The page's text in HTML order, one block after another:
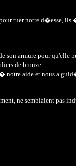
tuer notre d�esse,
armure pour qu'elle
de bronze.
notre aide et nous a
ne semblaient pas